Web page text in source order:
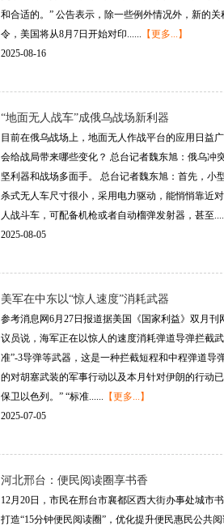
和合适的。” 公告表示，除一些例外情况外，新的
令，美国将从8月7日开始对印...... 【更多...】
2025-08-16
“地面无人战车”成俄乌战场新利器
目前在俄乌战场上，地面无人作战平台的应用日益
会给战局带来哪些变化？ 总台记者魏东旭：俄乌冲
坚利器和战场多面手。 总台记者魏东旭：首先，小
杀式无人车尺寸很小，采用电力驱动，能悄悄靠近
人战斗车，可配备机枪或者自动榴弹发射器，甚至
2025-08-05
美军在中东以“惊人速度”消耗武器
参考消息网6月27日报道据美国《国家利益》双月
议员说，海军正在以惊人的速度消耗弹道导弹拦截
准”-3导弹等武器，这是一种拦截短程和中程弹道导
的对胡塞武装的军事行动以及本月针对伊朗的行动
保卫以色列。” “标准...... 【更多...】
2025-07-05
河北邢台：便民阅读圈享书香
12月20日，市民在邢台市襄都区西大街办事处城市
打造“15分钟便民阅读圈”，优化提升便民惠民公共